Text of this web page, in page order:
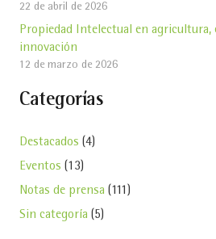
22 de abril de 2026
Propiedad Intelectual en agricultura,
innovación
12 de marzo de 2026
Categorías
Destacados (4)
Eventos (13)
Notas de prensa (111)
Sin categoría (5)